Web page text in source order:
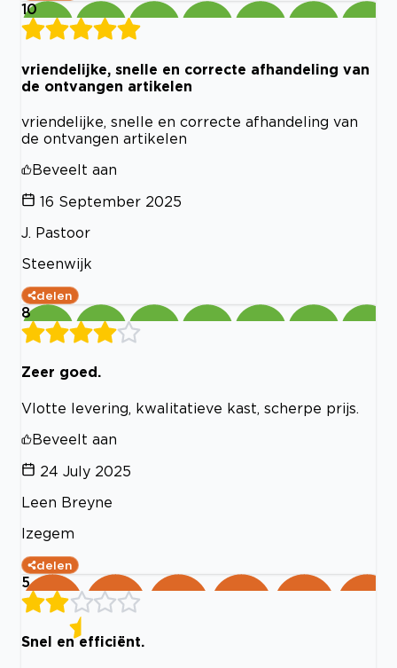
10
vriendelijke, snelle en correcte afhandeling van
de ontvangen artikelen
vriendelijke, snelle en correcte afhandeling van
de ontvangen artikelen
Beveelt aan
16 September 2025
J. Pastoor
Steenwijk
delen
8
Zeer goed.
Vlotte levering, kwalitatieve kast, scherpe prijs.
Beveelt aan
24 July 2025
Leen Breyne
Izegem
delen
5
Snel en efficiënt.